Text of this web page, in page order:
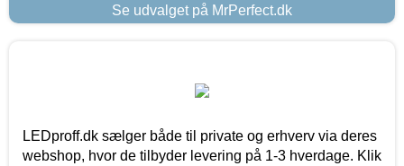
Se udvalget på MrPerfect.dk
LEDproff.dk sælger både til private og erhverv via deres
webshop, hvor de tilbyder levering på 1-3 hverdage. Klik